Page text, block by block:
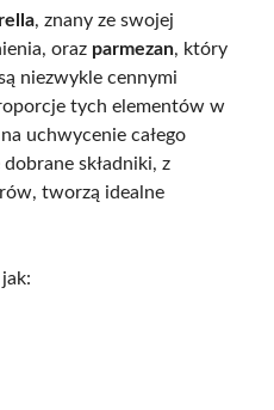
, znany ze swojej
oraz parmezan, który
niezwykle cennymi
tych elementów w
uchwycenie całego
składniki, z
tworzą idealne